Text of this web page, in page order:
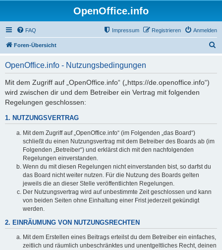
OpenOffice.info
FAQ Anmelden
Registrieren
Impressum
Foren-Übersicht
OpenOffice.info - Nutzungsbedingungen
Mit dem Zugriff auf „OpenOffice.info“ („https://de.openoffice.info“)
wird zwischen dir und dem Betreiber ein Vertrag mit folgenden
Regelungen geschlossen:
1. NUTZUNGSVERTRAG
Mit dem Zugriff auf „OpenOffice.info“ (im Folgenden „das Board“)
schließt du einen Nutzungsvertrag mit dem Betreiber des Boards ab (im
Folgenden „Betreiber“) und erklärst dich mit den nachfolgenden
Regelungen einverstanden.
Wenn du mit diesen Regelungen nicht einverstanden bist, so darfst du
das Board nicht weiter nutzen. Für die Nutzung des Boards gelten
jeweils die an dieser Stelle veröffentlichten Regelungen.
Der Nutzungsvertrag wird auf unbestimmte Zeit geschlossen und kann
von beiden Seiten ohne Einhaltung einer Frist jederzeit gekündigt
werden.
2. EINRÄUMUNG VON NUTZUNGSRECHTEN
Mit dem Erstellen eines Beitrags erteilst du dem Betreiber ein einfaches,
zeitlich und räumlich unbeschränktes und unentgeltliches Recht, deinen